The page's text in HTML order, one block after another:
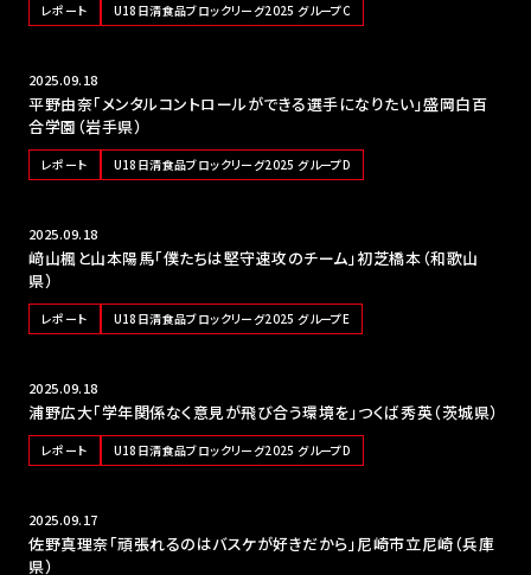
レポート U18日清食品ブロックリーグ2025 グループC
2025.09.18
平野由奈「メンタルコントロールができる選手になりたい」盛岡白百
合学園（岩手県）
レポート U18日清食品ブロックリーグ2025 グループD
2025.09.18
﨑山楓と山本陽馬「僕たちは堅守速攻のチーム」初芝橋本（和歌山
県）
レポート U18日清食品ブロックリーグ2025 グループE
2025.09.18
浦野広大「学年関係なく意見が飛び合う環境を」つくば秀英（茨城県）
レポート U18日清食品ブロックリーグ2025 グループD
2025.09.17
佐野真理奈「頑張れるのはバスケが好きだから」尼崎市立尼崎（兵庫
県）